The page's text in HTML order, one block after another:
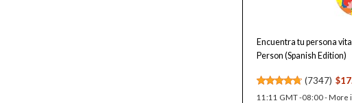
Encuentra tu persona
Person (Spanish Edition)
(7347)
11:11 GMT -08:00 - More